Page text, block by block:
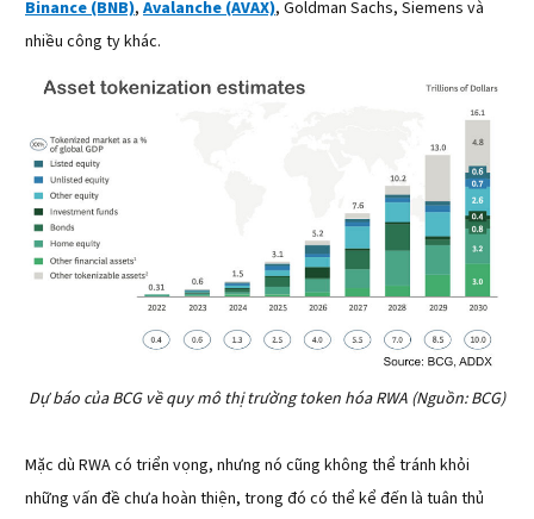
Binance (BNB), Avalanche (AVAX), Goldman Sachs, Siemens và
nhiều công ty khác.
Dự báo của BCG về quy mô thị trường token hóa RWA (Nguồn: BCG)
Mặc dù RWA có triển vọng, nhưng nó cũng không thể tránh khỏi
những vấn đề chưa hoàn thiện, trong đó có thể kể đến là tuân thủ